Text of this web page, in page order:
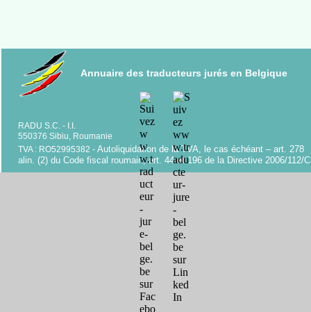
Annuaire des traducteurs jurés en Belgique
RADU S.C. - I.I.
550376 Sibiu, Roumanie
TVA : RO52995382 - Autoliquidation de la TVA, le cas échéant – art. 278
alin. (2) du Code fiscal roumain; art. 44 et 196 de la Directive 2006/112/